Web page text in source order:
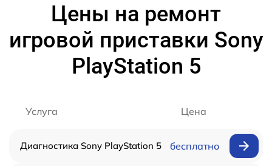
Цены на ремонт
игровой приставки Sony
PlayStation 5
Услуга Цена
Диагностика Sony PlayStation 5 бесплатно